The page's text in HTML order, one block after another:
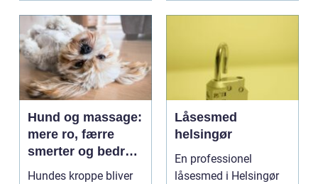
Hund og massage:
mere ro, færre
smerter og bedre
bevægelse
Hundes kroppe bliver
Låsesmed
helsingør
En professionel
låsesmed i Helsingør